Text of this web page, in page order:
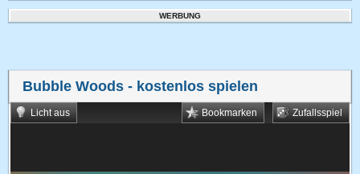
WERBUNG
Bubble Woods - kostenlos spielen
Licht aus Zufallsspiel
Bookmarken